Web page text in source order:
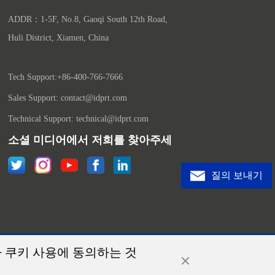
키 사용에 동의하는 것
질의 보내기
ADDR：1-5F, No.8, Gaoqi South 12th Road,
Huli District, Xiamen, China
Tech Support:+86-400-766-7666
Sales Support: contact@idprt.com
Technical Support: technical@idprt.com
소셜 미디어에서 저희를 찾아주세요.: